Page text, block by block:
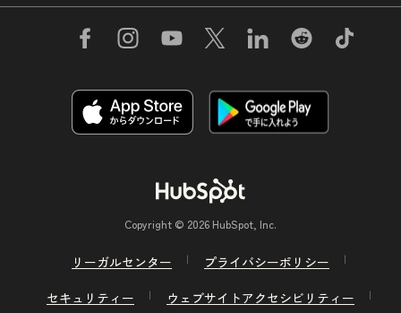
Copyright © 2026 HubSpot, Inc.
リーガルセンター
プライバシーポリシー
セキュリティー
ウェブサイトアクセシビリティー